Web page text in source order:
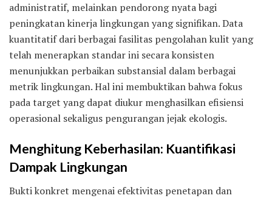
administratif, melainkan pendorong nyata bagi
peningkatan kinerja lingkungan yang signifikan. Data
kuantitatif dari berbagai fasilitas pengolahan kulit yang
telah menerapkan standar ini secara konsisten
menunjukkan perbaikan substansial dalam berbagai
metrik lingkungan. Hal ini membuktikan bahwa fokus
pada target yang dapat diukur menghasilkan efisiensi
operasional sekaligus pengurangan jejak ekologis.
Menghitung Keberhasilan: Kuantifikasi
Dampak Lingkungan
Bukti konkret mengenai efektivitas penetapan dan